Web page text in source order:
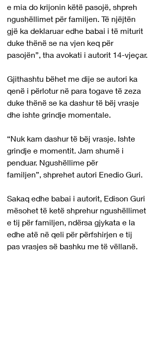
e mia do krijonin këtë pasojë, shpreh
ngushëllimet për familjen. Të njëjtën
gjë ka deklaruar edhe babai i të miturit
duke thënë se na vjen keq për
pasojën”, tha avokati i autorit 14-vjeçar.
Gjithashtu bëhet me dije se autori ka
qenë i përlotur në para togave të zeza
duke thënë se ka dashur të bëj vrasje
dhe ishte grindje momentale.
“Nuk kam dashur të bëj vrasje. Ishte
grindje e momentit. Jam shumë i
penduar. Ngushëllime për
familjen”, shprehet autori Enedio Guri.
Sakaq edhe babai i autorit, Edison Guri
mësohet të ketë shprehur ngushëllimet
e tij për familjen, ndërsa gjykata e la
edhe atë në qeli për përfshirjen e tij
pas vrasjes së bashku me të vëllanë.